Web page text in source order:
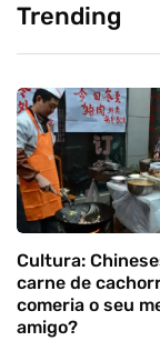
Trending
Cultura:
carne de
comeria o seu
amigo?